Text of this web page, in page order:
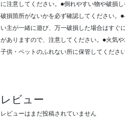
に注意してください。●倒れやすい物や破損
破損箇所がないかを必ず確認してください。
い主が一緒に遊び、万一破損した場合はすぐ
がありますので、注意してください。●火気
子供・ペットのふれない所に保管してください
レビュー
レビューはまだ投稿されていません